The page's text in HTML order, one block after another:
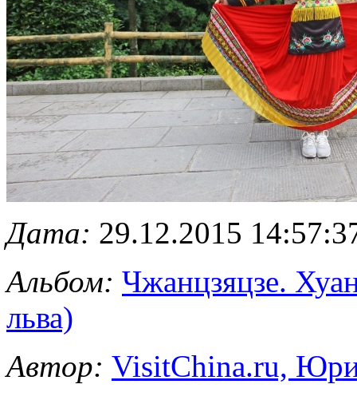
Дата: 29.12.2015
Альбом: Чжанцзяцзе.
льва)
Автор: VisitChina.ru,